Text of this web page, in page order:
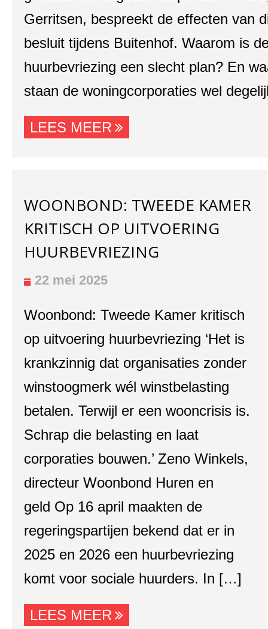
Gerritsen, bespreekt de effecten van
besluit tijdens Buitenhof. Waarom is
huurbevriezing een slecht plan? En
staan de woningcorporaties wel
LEES MEER
WOONBOND: TWEEDE KAMER
KRITISCH OP UITVOERING
HUURBEVRIEZING
22 mei 2025
Woonbond: Tweede Kamer kritisch
op uitvoering huurbevriezing ‘Het is
krankzinnig dat organisaties zonder
winstoogmerk wél winstbelasting
betalen. Terwijl er een wooncrisis is.
Schrap die belasting en laat
corporaties bouwen.’ Zeno Winkels,
directeur Woonbond Huren en
geld Op 16 april maakten de
regeringspartijen bekend dat er in
2025 en 2026 een huurbevriezing
komt voor sociale huurders. In […]
LEES MEER